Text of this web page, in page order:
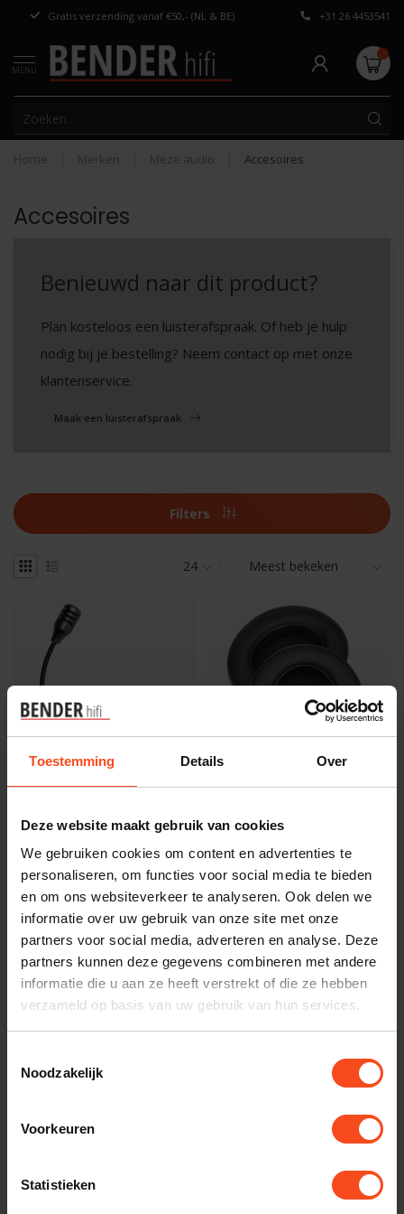
Toestemming Details Over
Deze website maakt gebruik van cookies
We gebruiken cookies om content en advertenties te
personaliseren, om functies voor social media te bieden
en om ons websiteverkeer te analyseren. Ook delen we
informatie over uw gebruik van onze site met onze
partners voor social media, adverteren en analyse. Deze
partners kunnen deze gegevens combineren met andere
informatie die u aan ze heeft verstrekt of die ze hebben
verzameld op basis van uw gebruik van hun services.
Noodzakelijk
Voorkeuren
Statistieken
Gratis verzending vanaf €50,- (NL & BE) Persoonlijk
+31 26 4453541
MENU
Home Merken Meze audio Accesoires
Accesoires
Benieuwd naar dit product?
Plan kosteloos een luisterafspraak. Of heb je hulp
nodig bij je bestelling? Neem contact op met onze
klantenservice.
Maak een luisterafspraak
Filters
Meze BOOM MIC
€79,00
Op voorraad
Meze 99 classic
earpads
Op voorraad
Meze Mono 3.5 mm
2,5 m